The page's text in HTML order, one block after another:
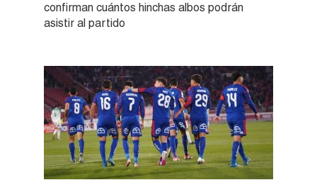
confirman cuántos hinchas albos podrán
asistir al partido